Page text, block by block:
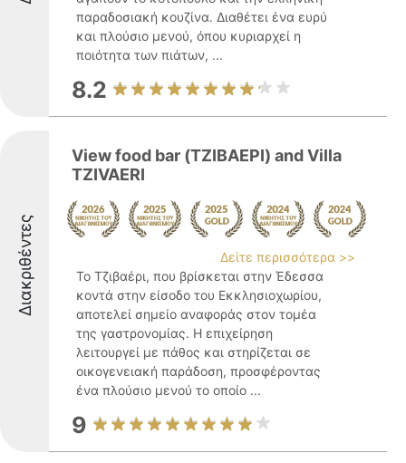
παραδοσιακή κουζίνα. Διαθέτει ένα ευρύ
και πλούσιο μενού, όπου κυριαρχεί η
ποιότητα των πιάτων, ...
8.2
Διακριθέντες
View food bar (ΤΖΙΒΑΕΡΙ) and Villa
TZIVAERI
Δείτε περισσότερα >>
Το Τζιβαέρι, που βρίσκεται στην Έδεσσα
κοντά στην είσοδο του Εκκλησιοχωρίου,
αποτελεί σημείο αναφοράς στον τομέα
της γαστρονομίας. Η επιχείρηση
λειτουργεί με πάθος και στηρίζεται σε
οικογενειακή παράδοση, προσφέροντας
ένα πλούσιο μενού το οποίο ...
9